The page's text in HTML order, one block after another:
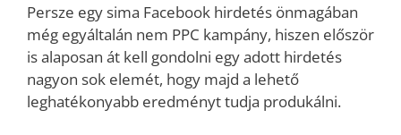
Persze egy sima Facebook hirdetés önmagában
még egyáltalán nem PPC kampány, hiszen először
is alaposan át kell gondolni egy adott hirdetés
nagyon sok elemét, hogy majd a lehető
leghatékonyabb eredményt tudja produkálni.